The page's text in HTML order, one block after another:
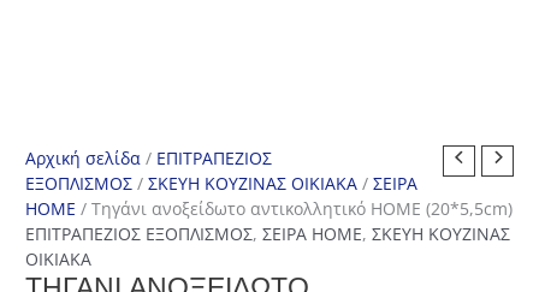
Αρχική σελίδα / ΕΠΙΤΡΑΠΕΖΙΟΣ
ΕΞΟΠΛΙΣΜΟΣ /ΣΚΕΥΗ ΚΟΥΖΙΝΑΣ ΟΙΚΙΑΚΑ /ΣΕΙΡΑ
HOME / Τηγάνι ανοξείδωτο αντικολλητικό HOME (20*5,5cm)
ΕΠΙΤΡΑΠΕΖΙΟΣ ΕΞΟΠΛΙΣΜΟΣ,ΣΕΙΡΑ HOME,ΣΚΕΥΗ ΚΟΥΖΙΝΑΣ
ΟΙΚΙΑΚΑ